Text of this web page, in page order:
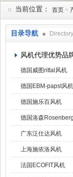
当前位置： 首页 >
目录导航 Directory
风机代理优势品
德国威图rittal风机
德国EBM-papst风机
德国施乐百风机
德国洛森
广东泛仕达风机
上海施依洛风机
法国ECOFIT风机